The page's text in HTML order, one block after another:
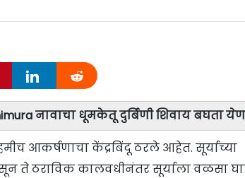
नावाचा धूमकेतू दुर्बिणी शिवाय बघता
आकर्षणाचा केंद्रबिंदू ठरले आहेत. सूर्याच्या
ते ठराविक कालवधीनंतर सूर्याला वळसा